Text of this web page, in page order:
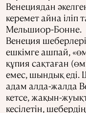
Венециядан
керемет айна іліп
Мельшиор-Бонне.
Венеция
ешкімге ашпай,
құпия сақтаған
емес, шындық еді.
адам алда-жалда
кетсе, жақын-
кесілетін,